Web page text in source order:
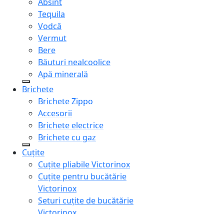
Tequila
Vodcă
Vermut
Bere
Băuturi nealcoolice
Apă minerală
Brichete
Brichete Zippo
Accesorii
Brichete electrice
Brichete cu gaz
Cuțite
Cuțite pliabile Victorinox
Cuțite pentru bucătărie
Victorinox
Seturi cuțite de bucătărie